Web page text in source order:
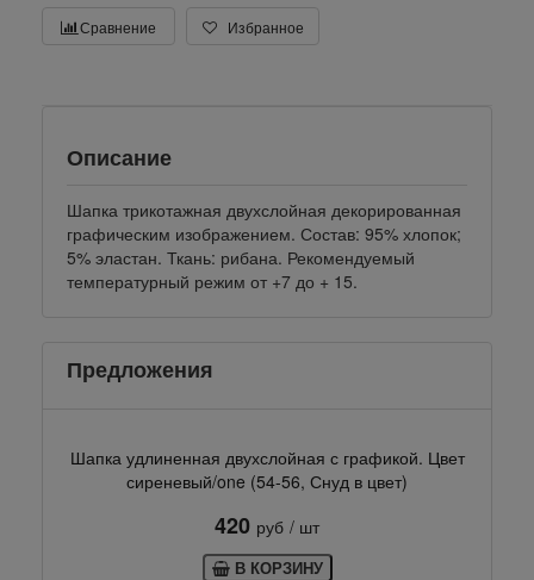
Сравнение Избранное
Описание
Шапка трикотажная двухслойная декорированная
графическим изображением. Состав: 95% хлопок;
5% эластан. Ткань: рибана. Рекомендуемый
температурный режим от +7 до + 15.
Предложения
Шапка удлиненная двухслойная с графикой. Цвет
сиреневый/one (54-56, Снуд в цвет)
420 руб / шт
В КОРЗИНУ